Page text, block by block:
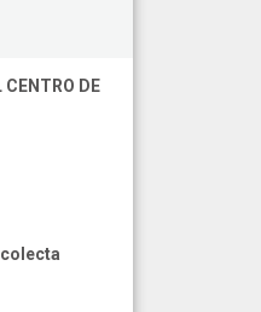
CENTRO DE